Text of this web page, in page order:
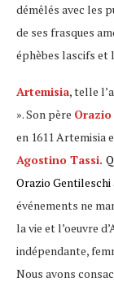
démêlés avec les
de ses frasques
éphèbes lascifs et
Artemisia, telle
». Son père
en 1611 Artemisia
Agostino Tassi.
Orazio Gentileschi
événements ne
la vie et l’oeuvre
indépendante,
Nous avons